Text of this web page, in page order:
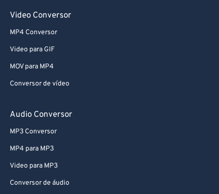
Video Conversor
MP4 Conversor
Video para GIF
MOV para MP4
Conversor de vídeo
Audio Conversor
MP3 Conversor
MP4 para MP3
Video para MP3
Conversor de áudio